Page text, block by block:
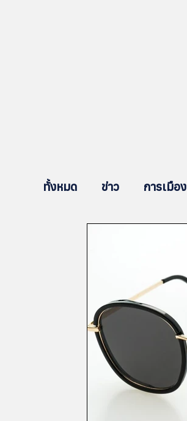
ทั้งหมด ข่าว การเมือง